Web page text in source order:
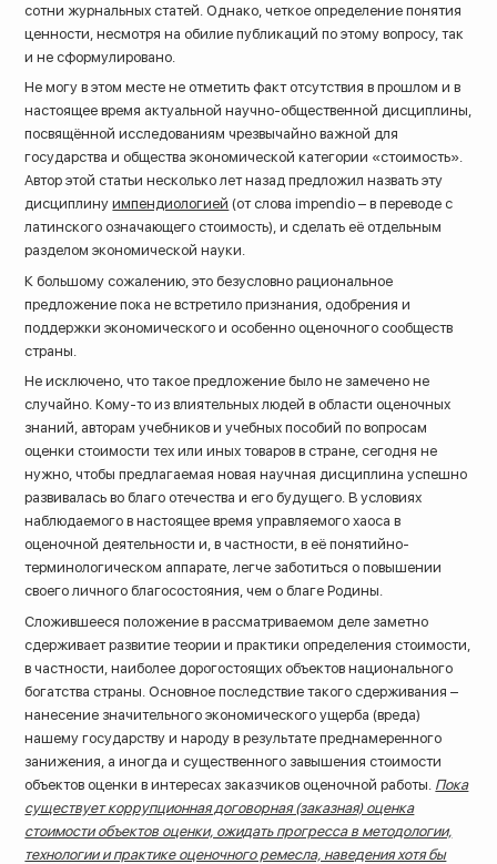
сотни журнальных статей. Однако, четкое определение понятия
ценности, несмотря на обилие публикаций по этому вопросу, так
и не сформулировано.
Не могу в этом месте не отметить факт отсутствия в прошлом и в
настоящее время актуальной научно-общественной дисциплины,
посвящённой исследованиям чрезвычайно важной для
государства и общества экономической категории «стоимость».
Автор этой статьи несколько лет назад предложил назвать эту
дисциплинуимпендиологией (от слова impendio – в переводе с
латинского означающего стоимость), и сделать её отдельным
разделом экономической науки.
К большому сожалению, это безусловно рациональное
предложение пока не встретило признания, одобрения и
поддержки экономического и особенно оценочного сообществ
страны.
Не исключено, что такое предложение было не замечено не
случайно. Кому-то из влиятельных людей в области оценочных
знаний, авторам учебников и учебных пособий по вопросам
оценки стоимости тех или иных товаров в стране, сегодня не
нужно, чтобы предлагаемая новая научная дисциплина успешно
развивалась во благо отечества и его будущего. В условиях
наблюдаемого в настоящее время управляемого хаоса в
оценочной деятельности и, в частности, в её понятийно-
терминологическом аппарате, легче заботиться о повышении
своего личного благосостояния, чем о благе Родины.
Сложившееся положение в рассматриваемом деле заметно
сдерживает развитие теории и практики определения стоимости,
в частности, наиболее дорогостоящих объектов национального
богатства страны. Основное последствие такого сдерживания –
нанесение значительного экономического ущерба (вреда)
нашему государству и народу в результате преднамеренного
занижения, а иногда и существенного завышения стоимости
объектов оценки в интересах заказчиков оценочной работы. Пока
существует коррупционная договорная (заказная) оценка
стоимости объектов оценки, ожидать прогресса в методологии,
технологии и практике оценочного ремесла, наведения хотя бы